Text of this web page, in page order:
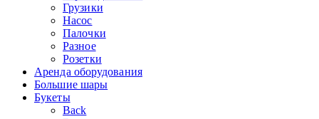
Грузики
Насос
Палочки
Разное
Розетки
Аренда оборудования
Большие шары
Букеты
Back